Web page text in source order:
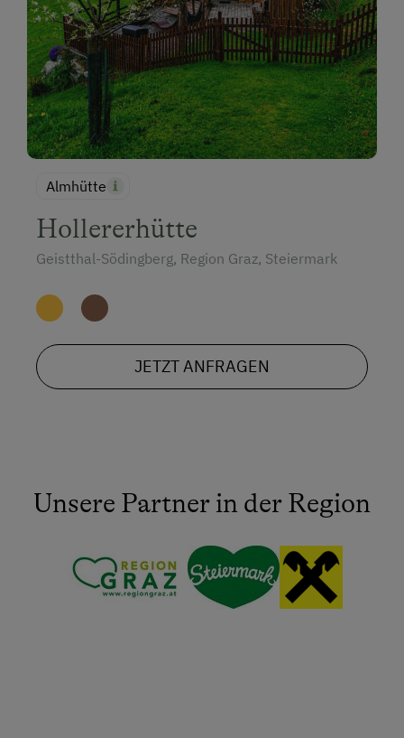
Almhütte
Hollererhütte
Geistthal-Södingberg, Region Graz, Steiermark
JETZT ANFRAGEN
Unsere Partner in der Region